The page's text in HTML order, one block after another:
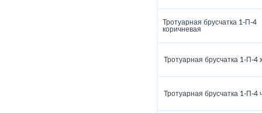
Тротуарная брусчатка 1‑П‑4
коричневая
Тротуарная брусчатка 1‑П‑4
Тротуарная брусчатка 1‑П‑4